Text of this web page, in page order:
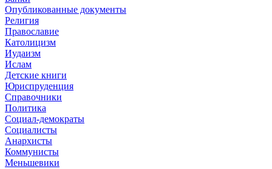
Опубликованные документы
Религия
Православие
Католицизм
Иудаизм
Ислам
Детские книги
Юриспруденция
Справочники
Политика
Социал-демократы
Социалисты
Анархисты
Коммунисты
Меньшевики